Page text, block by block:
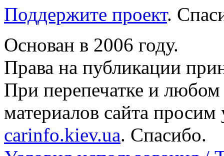
Поддержите проект.
Основан в 2006 году.
Права на публикации
При перепечатке и
материалов сайта просим
carinfo.kiev.ua. Спасибо.